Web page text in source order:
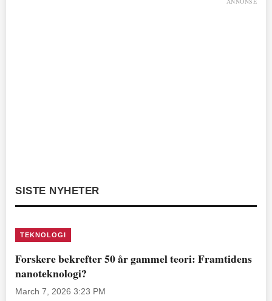
SISTE NYHETER
TEKNOLOGI
Forskere bekrefter 50 år gammel teori: Framtidens
nanoteknologi?
March 7, 2026 3:23 PM